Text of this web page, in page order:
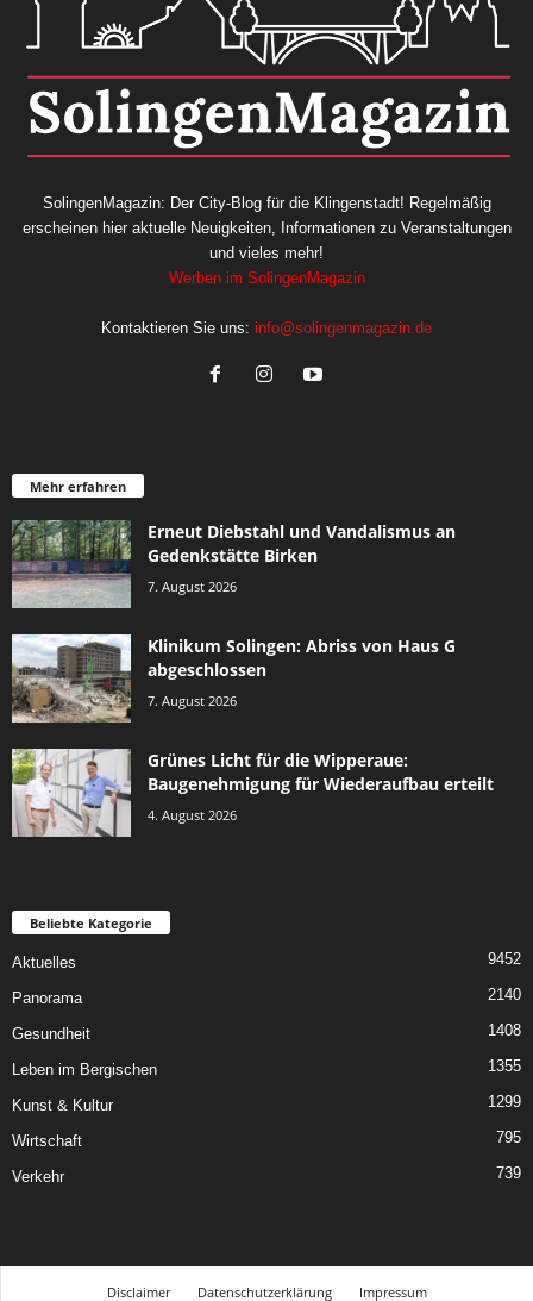
SolingenMagazin: Der City-Blog für die Klingenstadt! Regelmäßig
erscheinen hier aktuelle Neuigkeiten, Informationen zu Veranstaltungen
und vieles mehr!
Werben im SolingenMagazin
Kontaktieren Sie uns: info@solingenmagazin.de
Mehr erfahren
Erneut Diebstahl und Vandalismus an
Gedenkstätte Birken
7. August 2026
Klinikum Solingen: Abriss von Haus G
abgeschlossen
7. August 2026
Grünes Licht für die Wipperaue:
Baugenehmigung für Wiederaufbau erteilt
4. August 2026
Beliebte Kategorie
Aktuelles 9452
Panorama 2140
Gesundheit 1408
Leben im Bergischen 1355
Kunst & Kultur 1299
Wirtschaft 795
Verkehr 739
Disclaimer Datenschutzerklärung Impressum